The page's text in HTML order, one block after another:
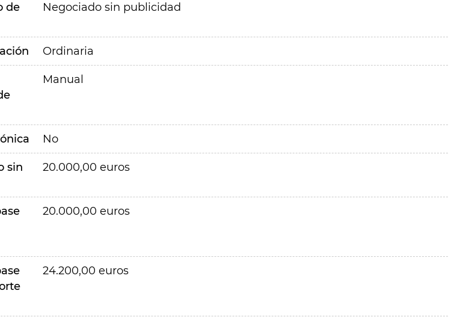
de
Negociado sin publicidad
Ordinaria
Manual
No
sin
20.000,00 euros
20.000,00 euros
24.200,00 euros